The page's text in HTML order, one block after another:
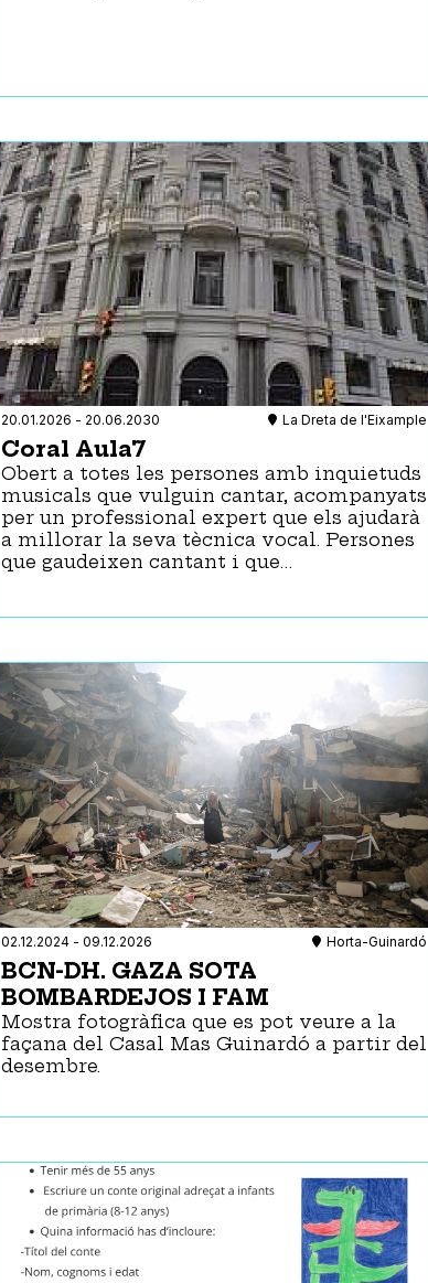
20.01.2026 - 20.06.2030 La Dreta de l'Eixample
Coral Aula7
Obert a totes les persones amb inquietuds
musicals que vulguin cantar, acompanyats
per un professional expert que els ajudarà
a millorar la seva tècnica vocal. Persones
que gaudeixen cantant i que…
02.12.2024 - 09.12.2026 Horta-Guinardó
BCN-DH. GAZA SOTA
BOMBARDEJOS I FAM
Mostra fotogràfica que es pot veure a la
façana del Casal Mas Guinardó a partir del
desembre.